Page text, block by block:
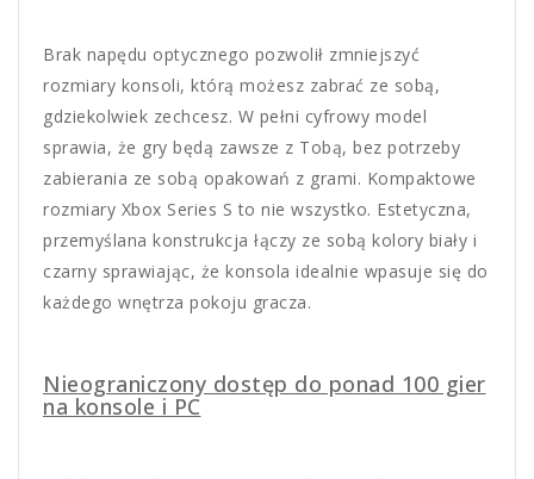
Brak napędu optycznego pozwolił zmniejszyć
rozmiary konsoli, którą możesz zabrać ze sobą,
gdziekolwiek zechcesz. W pełni cyfrowy model
sprawia, że gry będą zawsze z Tobą, bez potrzeby
zabierania ze sobą opakowań z grami. Kompaktowe
rozmiary Xbox Series S to nie wszystko. Estetyczna,
przemyślana konstrukcja łączy ze sobą kolory biały i
czarny sprawiając, że konsola idealnie wpasuje się do
każdego wnętrza pokoju gracza.
Nieograniczony dostęp do ponad 100 gier
na konsole i PC